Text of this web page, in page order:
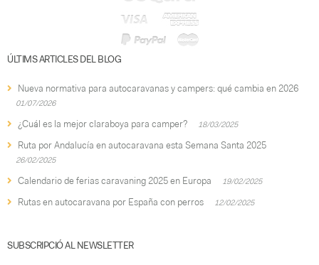
ÚLTIMS ARTICLES DEL BLOG
Nueva normativa para autocaravanas y campers: qué cambia en 2026
01/07/2026
¿Cuál es la mejor claraboya para camper? 18/03/2025
Ruta por Andalucía en autocaravana esta Semana Santa 2025
26/02/2025
Calendario de ferias caravaning 2025 en Europa 19/02/2025
Rutas en autocaravana por España con perros 12/02/2025
SUBSCRIPCIÓ AL NEWSLETTER